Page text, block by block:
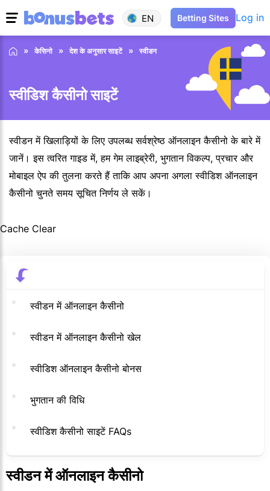
EN Betting Sites Log in
केसिनो देश के अनुसार साइटें स्वीडन
स्वीडिश कैसीनो साइटें
स्वीडन में खिलाड़ियों के लिए उपलब्ध सर्वश्रेष्ठ ऑनलाइन कैसीनो के बारे में
जानें। इस त्वरित गाइड में, हम गेम लाइब्रेरी, भुगतान विकल्प, प्रचार और
मोबाइल ऐप की तुलना करते हैं ताकि आप अपना अगला स्वीडिश ऑनलाइन
कैसीनो चुनते समय सूचित निर्णय ले सकें।
Cache Clear
स्वीडन में ऑनलाइन कैसीनो
स्वीडन में ऑनलाइन कैसीनो खेल
स्वीडिश ऑनलाइन कैसीनो बोनस
भुगतान की विधि
स्वीडिश कैसीनो साइटें FAQs
स्वीडन में ऑनलाइन कैसीनो